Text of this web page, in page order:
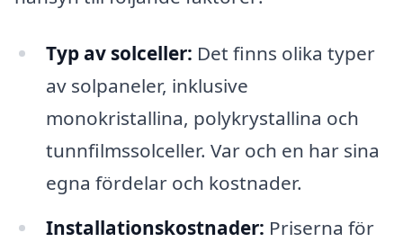
Typ av solceller: Det finns olika typer
av solpaneler, inklusive
monokristallina, polykrystallina och
tunnfilmssolceller. Var och en har sina
egna fördelar och kostnader.
Installationskostnader: Priserna för